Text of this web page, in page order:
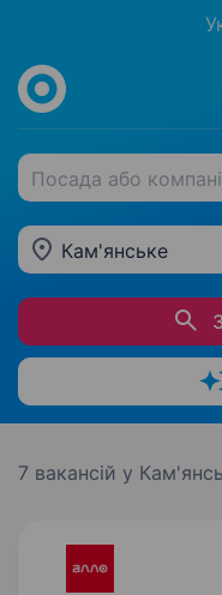
Посада або
Кам'янське
7 вакансій у